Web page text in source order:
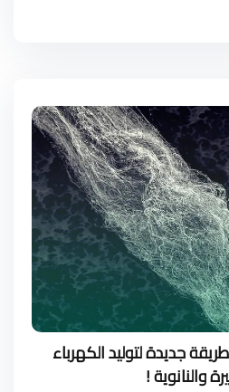
جديدة لتوليد الكهرباء
والنانوية !